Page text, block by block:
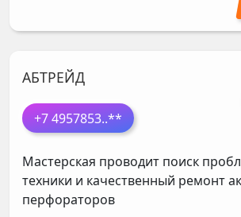
АБТРЕЙД
+7 4957853..**
Мастерская проводит поиск
техники и качественный ремонт
перфораторов